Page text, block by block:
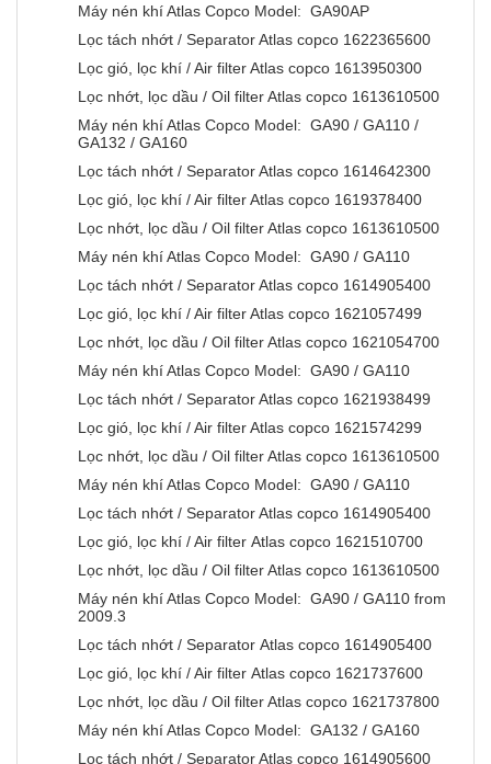
Máy nén khí Atlas Copco Model: GA90AP
Lọc tách nhớt / Separator Atlas copco 1622365600
Lọc gió, lọc khí / Air filter Atlas copco 1613950300
Lọc nhớt, lọc dầu / Oil filter Atlas copco 1613610500
Máy nén khí Atlas Copco Model: GA90 / GA110 /
GA132 / GA160
Lọc tách nhớt / Separator Atlas copco 1614642300
Lọc gió, lọc khí / Air filter Atlas copco 1619378400
Lọc nhớt, lọc dầu / Oil filter Atlas copco 1613610500
Máy nén khí Atlas Copco Model: GA90 / GA110
Lọc tách nhớt / Separator Atlas copco 1614905400
Lọc gió, lọc khí / Air filter Atlas copco 1621057499
Lọc nhớt, lọc dầu / Oil filter Atlas copco 1621054700
Máy nén khí Atlas Copco Model: GA90 / GA110
Lọc tách nhớt / Separator Atlas copco 1621938499
Lọc gió, lọc khí / Air filter Atlas copco 1621574299
Lọc nhớt, lọc dầu / Oil filter Atlas copco 1613610500
Máy nén khí Atlas Copco Model: GA90 / GA110
Lọc tách nhớt / Separator Atlas copco 1614905400
Lọc gió, lọc khí / Air filter Atlas copco 1621510700
Lọc nhớt, lọc dầu / Oil filter Atlas copco 1613610500
Máy nén khí Atlas Copco Model: GA90 / GA110 from
2009.3
Lọc tách nhớt / Separator Atlas copco 1614905400
Lọc gió, lọc khí / Air filter Atlas copco 1621737600
Lọc nhớt, lọc dầu / Oil filter Atlas copco 1621737800
Máy nén khí Atlas Copco Model: GA132 / GA160
Lọc tách nhớt / Separator Atlas copco 1614905600